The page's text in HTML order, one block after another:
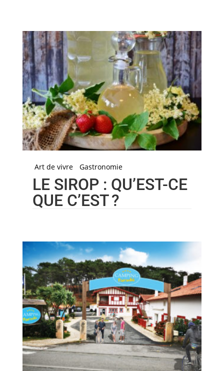
Art de vivre Gastronomie
LE SIROP : QU’EST-CE
QUE C’EST ?